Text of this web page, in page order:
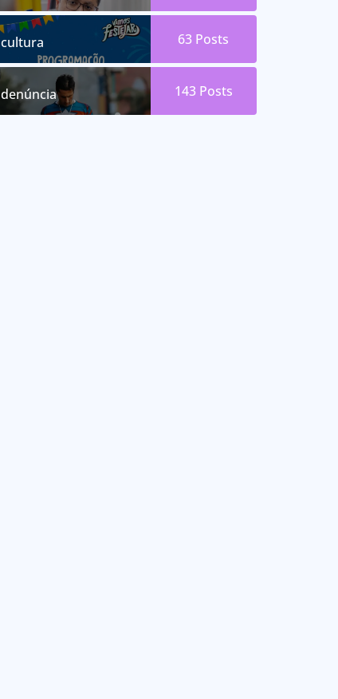
cultura 63 Posts
denúncia 143 Posts